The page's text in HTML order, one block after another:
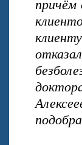
причём